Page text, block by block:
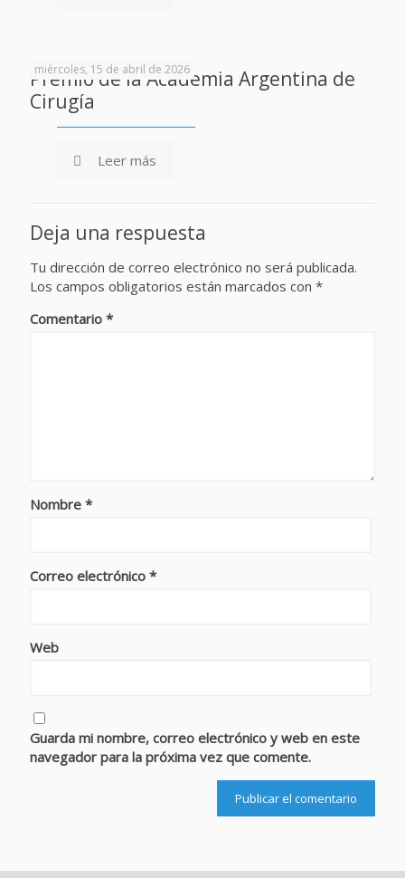
miércoles, 15 de abril de 2026
Premio de la Academia Argentina de
Cirugía
Leer más
Deja una respuesta
Tu dirección de correo electrónico no será publicada.
Los campos obligatorios están marcados con *
Comentario *
Nombre *
Correo electrónico *
Web
Guarda mi nombre, correo electrónico y web en este
navegador para la próxima vez que comente.